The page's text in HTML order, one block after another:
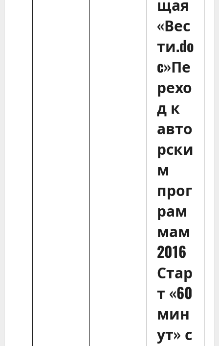
«Вес
ти.do
c»Пе
рехо
д к
авто
рски
м
прог
рам
мам
2016
Стар
т «60
мин
ут» с